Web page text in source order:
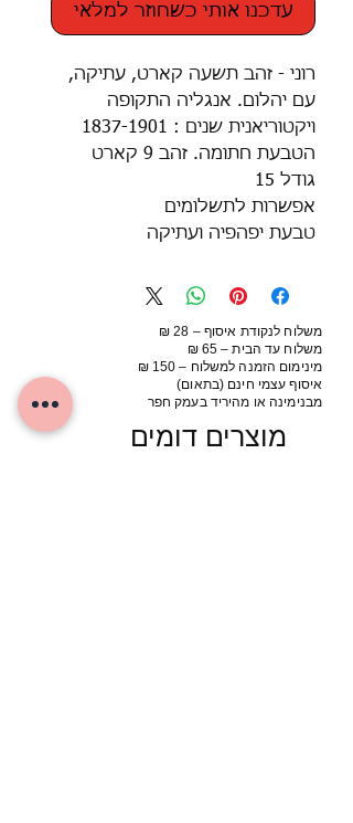
עדכנו אותי כשחוזר למלאי
רוני - זהב תשעה קארט, עתיקה,
עם יהלום. אנגליה התקופה
ויקטוריאנית שנים : 1837-1901
הטבעת חתומה. זהב 9 קארט
גודל 15
אפשרות לתשלומים
טבעת יפהפיה ועתיקה
מוצרים דומים
משלוח לנקודת איסוף – 28 ₪
משלוח עד הבית – 65 ₪
מינימום הזמנה למשלוח – 150 ₪
איסוף עצמי חינם (בתאום)
מבנימינה או מהיריד בעמק חפר